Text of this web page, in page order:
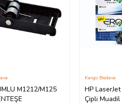
M1212/M125
HP
Çipli
Kargo Bedava